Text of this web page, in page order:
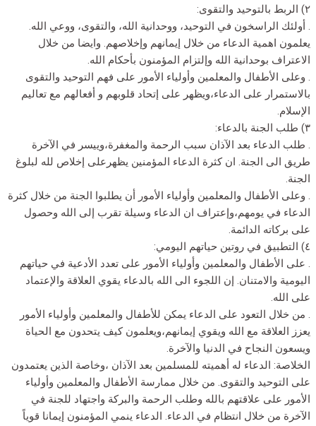
٢) الربط بالتوحيد والتقوى:
. أولئك الراسخون في التوحيد، ووحدانية الله، والتقوى، ووعي الله.
يعلمون اهمية الدعاء من خلال إيمانهم وإخلاصهم. وايضا من خلال
الاعتراف بوحدانية الله وإلتزام المؤمنون بأحكام الله.
. وعلى الأطفال والمعلمين وأولياء الأمور على فهم التوحيد والتقوى
بالاستمرار على الدعاء،ويظهر على إتحاد قلوبهم و أفعالهم مع تعاليم
الإسلام.
٣) طلب الجنة بالدعاء:
. طلب الدعاء بعد الآذان سبب الرحمة والمغفرة،وييسر في الآخرة
طريق الى الجنة. ان كثرة الدعاء المؤمنين يظهرعلى إخلاص لله لبلوغ
الجنة.
. وعلى الأطفال والمعلمين وأولياء الأمور أن يطلبوا الجنة من خلال كثرة
الدعاء في يومهم،وإعتراف ان الدعاء وسيلة تقرب إلى الله وحصول
على بركاته الدائمة.
٤) التطبيق في روتين حياتهم اليومي:
. على الأطفال والمعلمين وأولياء الأمور على تعدد الأدعية في حياتهم
اليومية والامتنان. إن اللجوء الى الله بالدعاء يقوي العلاقة والإعتماد
على الله.
. من خلال التعود على الدعاء يمكن للأطفال والمعلمين وأولياء الأمور
يعزز العلاقة مع الله ويقوي إيمانهم،ويعلمون كيف يتحدون مع الحياة
ويسعون النجاح في الدنيا والآخرة.
الخلاصة: الدعاء له أهميته للمسلمين بعد الآذان ،وخاصة الذين يعتمدون
على التوحيد والتقوى. من خلال ممارسة الأطفال والمعلمين وأولياء
الأمور على علاقتهم بالله وطلب الرحمة والبركة واجتهاد للجنة في
الآخرة من خلال انتظام في الدعاء. الدعاء ينمي المؤمنون إيمانا قوياً